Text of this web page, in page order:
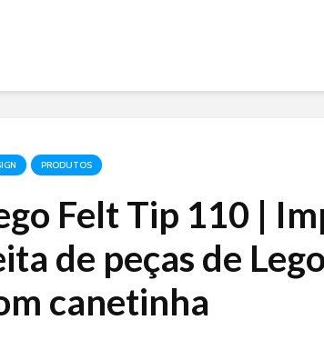
PRODUTOS
Felt Tip 110 |
de peças de
canetinha